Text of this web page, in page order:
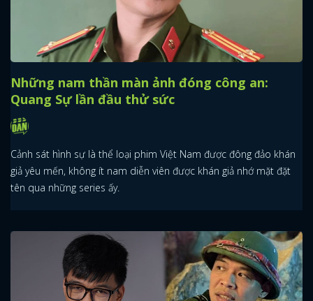
Những nam thần màn ảnh đóng công an:
Quang Sự lần đầu thử sức
Cảnh sát hình sự là thể loại phim Việt Nam được đông đảo khán
giả yêu mến, không ít nam diễn viên được khán giả nhớ mặt đặt
tên qua những series ấy.